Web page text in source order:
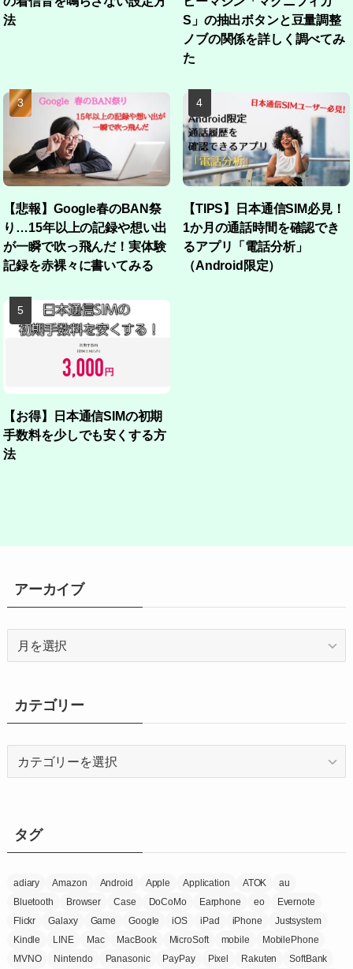
法
S」の抽出ボタンと豆量調整
ノブの関係を詳しく調べてみ
た
【悲報】Google春のBAN祭
り…15年以上の記録や想い出
が一瞬で吹っ飛んだ！実体験
記録を赤裸々に書いてみる
【TIPS】日本通信SIM必見！
1か月の通話時間を確認でき
るアプリ「電話分析」
（Android限定）
【お得】日本通信SIMの初期
手数料を少しでも安くする方
法
アーカイブ
ブ
カテゴリー
ータグ
adiary Amazon Android Apple Application ATOK
au
Bluetooth
Browser Case DoCoMo Earphone eo
Evernote
Flickr
Galaxy Game Google iOS iPad iPhone
Justsystem
Kindle
LINE Mac MacBook MicroSoft mobile
MobilePhone
MVNO
Nintendo Panasonic PayPay Pixel Rakuten SoftBank